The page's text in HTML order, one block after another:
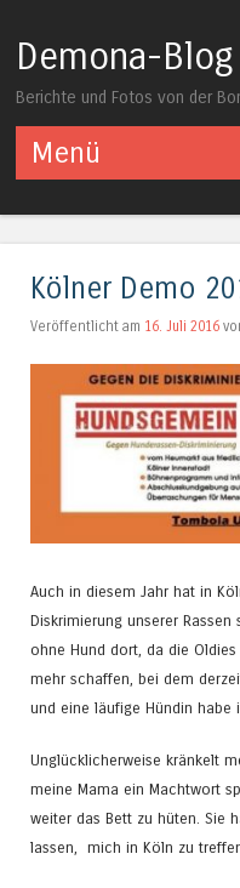
Demona-Blog
Berichte und Fotos von der
Menü
Kölner Demo
Veröffentlicht am 16. Juli 2016
Auch in diesem Jahr hat in
Diskrimierung unserer
ohne Hund dort, da die
mehr schaffen, bei dem
und eine läufige Hündin habe
Unglücklicherweise kränkelt
meine Mama ein Machtwort
weiter das Bett zu hüten. Sie
lassen, mich in Köln zu